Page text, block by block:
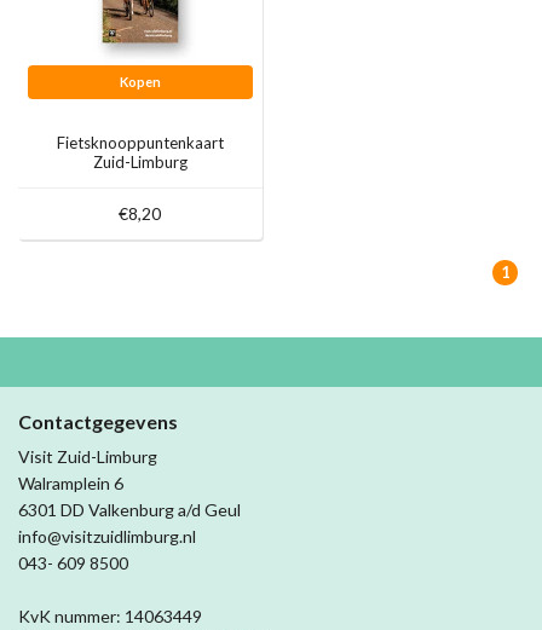
Kopen
Fietsknooppuntenkaart
Zuid-Limburg
€8,20
1
Contactgegevens
Visit Zuid-Limburg
Walramplein 6
6301 DD Valkenburg a/d Geul
info@visitzuidlimburg.nl
043- 609 8500
KvK nummer: 14063449